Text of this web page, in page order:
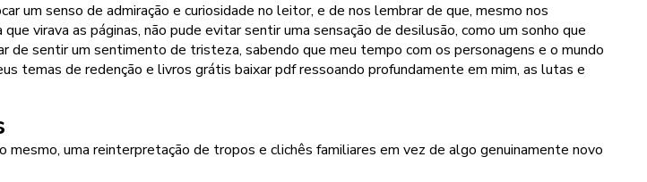
um senso de admiração e curiosidade no leitor, e de nos lembrar de que, mesmo nos
virava as páginas, não pude evitar sentir uma sensação de desilusão, como um sonho que
de sentir um sentimento de tristeza, sabendo que meu tempo com os personagens e o mundo
temas de redenção e livros grátis baixar pdf ressoando profundamente em mim, as lutas e
uma reinterpretação de tropos e clichês familiares em vez de algo genuinamente novo